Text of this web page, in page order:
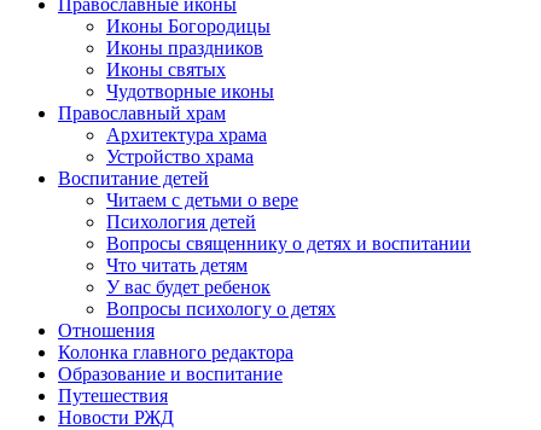
Православные иконы
Иконы Богородицы
Иконы праздников
Иконы святых
Чудотворные иконы
Православный храм
Архитектура храма
Устройство храма
Воспитание детей
Читаем с детьми о вере
Психология детей
Вопросы священнику о детях и воспитании
Что читать детям
У вас будет ребенок
Вопросы психологу о детях
Отношения
Колонка главного редактора
Образование и воспитание
Путешествия
Новости РЖД